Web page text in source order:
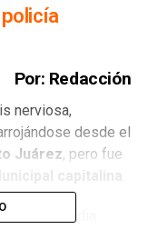
Por: Redacción
nerviosa,
desde el
Juárez, pero fue
de la media